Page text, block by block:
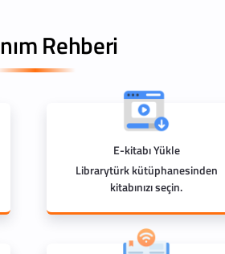
Rehberi
E-kitabı Yükle
Librarytürk kütüphanesinden
kitabınızı seçin.